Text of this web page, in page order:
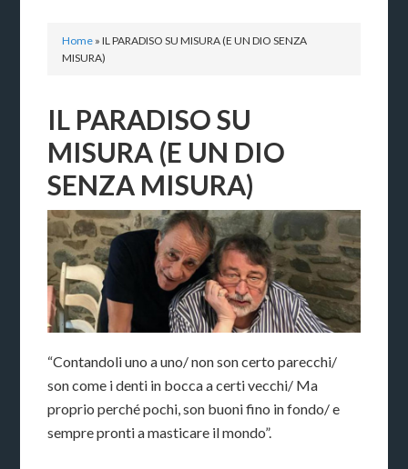
Home »IL PARADISO SU MISURA (E UN DIO SENZA
MISURA)
IL PARADISO SU
MISURA (E UN DIO
SENZA MISURA)
“Contandoli uno a uno/ non son certo parecchi/
son come i denti in bocca a certi vecchi/ Ma
proprio perché pochi, son buoni fino in fondo/ e
sempre pronti a masticare il mondo”.